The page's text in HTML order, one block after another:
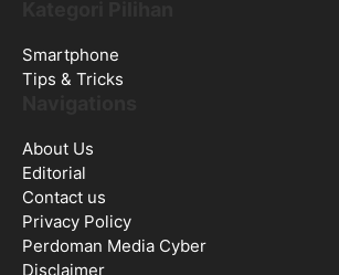
Smartphone
Tips & Tricks
About Us
Editorial
Contact us
Privacy Policy
Perdoman Media Cyber
Disclaimer